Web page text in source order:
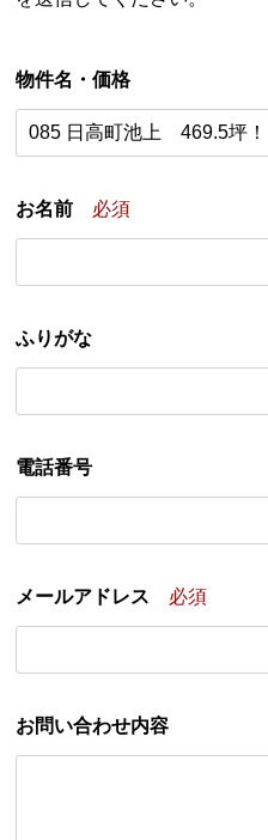
物件名・価格
お名前 必須
ふりがな
電話番号
メールアドレス 必須
お問い合わせ内容